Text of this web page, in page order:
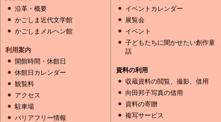
沿革・概要
かごしま近代文学館
かごしまメルヘン館
利用案内
開館時間・休館日
休館日カレンダー
観覧料
アクセス
駐車場
バリアフリー情報
イベントカレンダー
展覧会
イベント
子どもたちに聞かせたい創作童
話
資料の利用
収蔵資料の閲覧、撮影、借用
向田邦子写真の借用
資料の寄贈
複写サービス